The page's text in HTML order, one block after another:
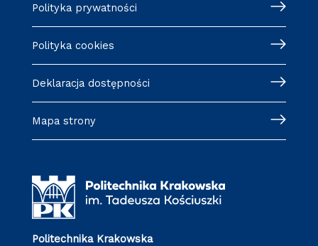
Polityka prywatności
Polityka cookies
Deklaracja dostępności
Mapa strony
Politechnika Krakowska